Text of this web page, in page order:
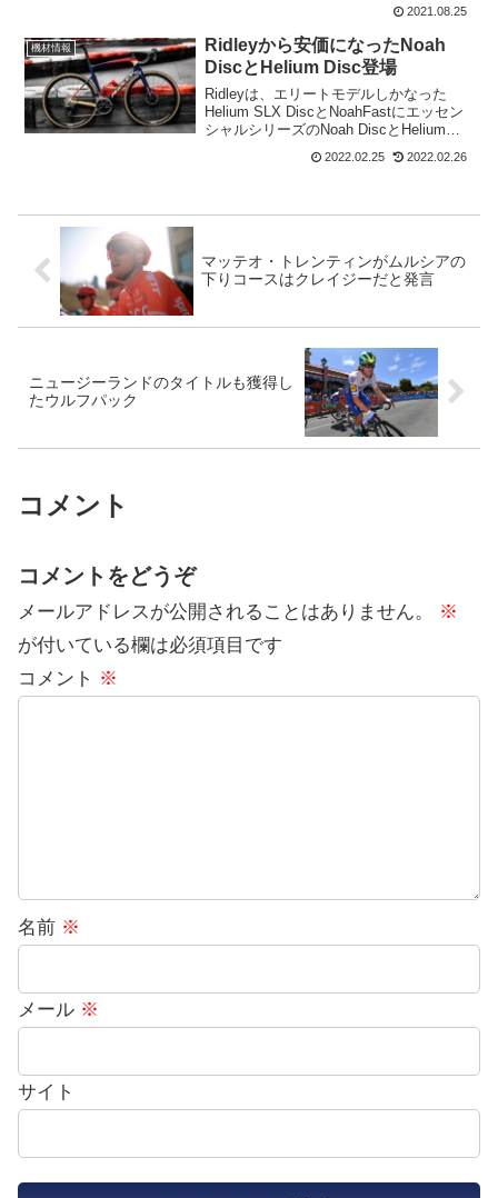
CXカーボンフレームセットを中心に構築
されている。違いは...
2021.08.25
機材情報
Ridleyから安価になったNoah
DiscとHelium Disc登場
Ridleyは、エリートモデルしかなった
Helium SLX DiscとNoahFastにエッセン
シャルシリーズのNoah DiscとHelium
Discを追加した。Helium SLX Discと
NoahFastの、特性である優れた剛性...
2022.02.25 2022.02.26
マッテオ・トレンティンがムルシアの
下りコースはクレイジーだと発言
ニュージーランドのタイトルも獲得し
たウルフパック
コメント
コメントをどうぞ
メールアドレスが公開されることはありません。
※
が付いている欄は必須項目です
コメント ※
名前 ※
メール ※
サイト